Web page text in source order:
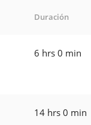
Duración
6 hrs 0 min
14 hrs 0 min